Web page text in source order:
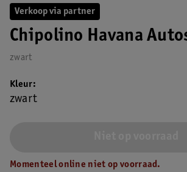
Verkoop via partner
Chipolino Havana
zwart
Kleur
zwart
Momenteel online niet op voorraad.